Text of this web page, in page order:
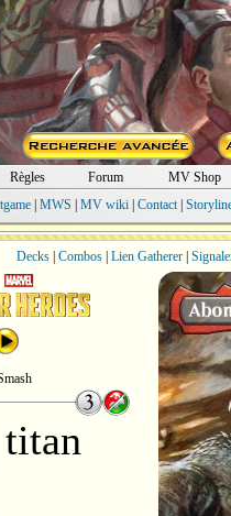
Règles Forum
MV Shop
| MWS MV wiki| Contact|
Decks| Combos| Lien Gatherer|